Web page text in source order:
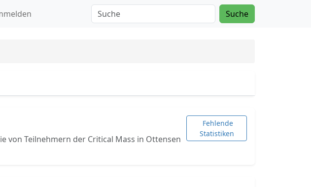
Suche
von Teilnehmern der Critical Mass in Ottensen
Fehlende
Statistiken